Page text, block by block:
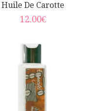
Huile De Carotte
12.00€